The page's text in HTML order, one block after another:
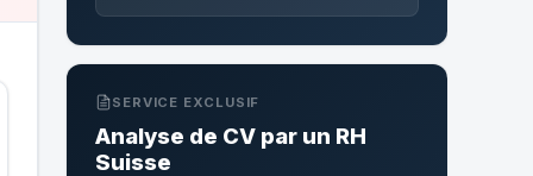
SERVICE EXCLUSIF
Analyse de CV par un RH
Suisse